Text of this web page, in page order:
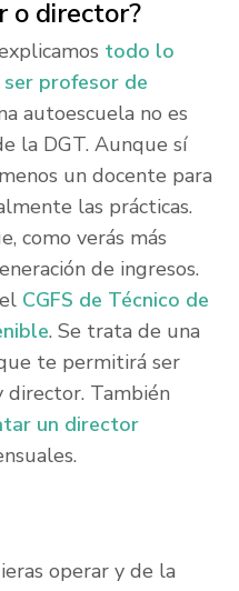
o director?
todo lo
profesor de
autoescuela no es
la DGT. Aunque sí
un docente para
las prácticas.
como verás más
de ingresos.
CGFS de Técnico de
. Se trata de una
te permitirá ser
director. También
un director
operar y de la